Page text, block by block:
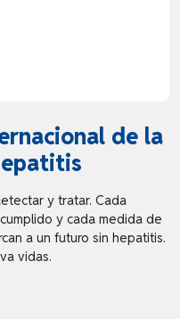
de la
y tratar. Cada
y cada medida de
a un futuro sin hepatitis.
vidas.